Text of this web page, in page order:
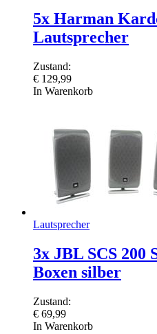
5x Harman
Lautsprecher
Zustand:
€ 129,99
In Warenkorb
Lautsprecher
3x JBL SCS 200
Boxen silber
Zustand:
€ 69,99
In Warenkorb